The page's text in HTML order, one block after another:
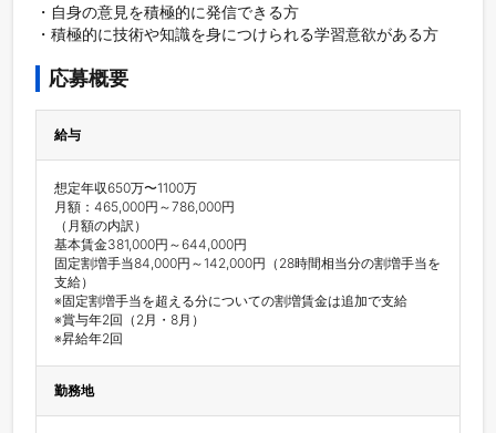
・自身の意見を積極的に発信できる方
・積極的に技術や知識を⾝につけられる学習意欲がある⽅
応募概要
給与
想定年収650万〜1100万
月額：465,000円～786,000円
（月額の内訳）
基本賃金381,000円～644,000円
固定割増手当84,000円～142,000円（28時間相当分の割増手当を
支給）
※固定割増手当を超える分についての割増賃金は追加で支給
※賞与年2回（2月・8月）
※昇給年2回
勤務地